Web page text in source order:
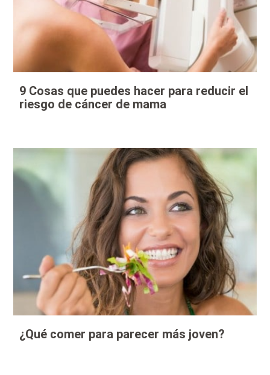
9 Cosas que puedes hacer para reducir el
riesgo de cáncer de mama
¿Qué comer para parecer más joven?